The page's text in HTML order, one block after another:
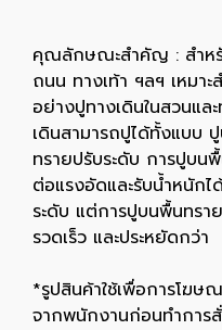
คุณลักษณะสำคัญ : สำหรั
ถนน ทางเท้า ฯลฯ เหมา
อย่างปูทางเดินในสวนแล
เดินสามารถปูได้ทั้งแบบ
ทรายปรับระดับ การปูบน
ต่อแรงอัดและรับน้ำหนัก
ระดับ แต่การปูบนพื้นทรา
รวดเร็ว และประหยัดกว่า
*รูปสินค้าใช้เพื่อการโฆษ
จากพนักงานก่อนทำการ